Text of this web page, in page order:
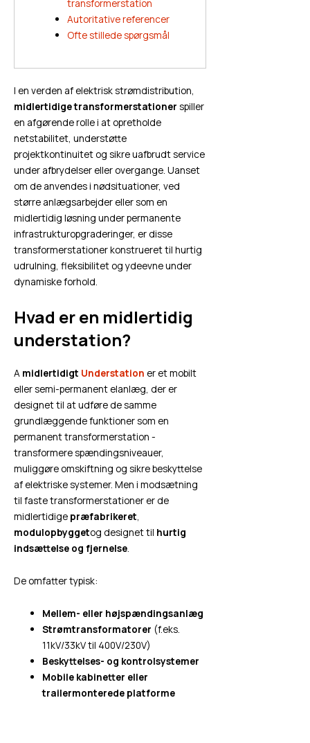
transformerstation
Autoritative referencer
Ofte stillede spørgsmål
I en verden af elektrisk strømdistribution,
midlertidige transformerstationer spiller
en afgørende rolle i at opretholde
netstabilitet, understøtte
projektkontinuitet og sikre uafbrudt service
under afbrydelser eller overgange. Uanset
om de anvendes i nødsituationer, ved
større anlægsarbejder eller som en
midlertidig løsning under permanente
infrastrukturopgraderinger, er disse
transformerstationer konstrueret til hurtig
udrulning, fleksibilitet og ydeevne under
dynamiske forhold.
Hvad er en midlertidig
understation?
A midlertidigt Understation er et mobilt
eller semi-permanent elanlæg, der er
designet til at udføre de samme
grundlæggende funktioner som en
permanent transformerstation -
transformere spændingsniveauer,
muliggøre omskiftning og sikre beskyttelse
af elektriske systemer. Men i modsætning
til faste transformerstationer er de
midlertidige præfabrikeret,
modulopbyggetog designet til hurtig
indsættelse og fjernelse.
De omfatter typisk:
Mellem- eller højspændingsanlæg
Strømtransformatorer (f.eks.
11kV/33kV til 400V/230V)
Beskyttelses- og kontrolsystemer
Mobile kabinetter eller
trailermonterede platforme